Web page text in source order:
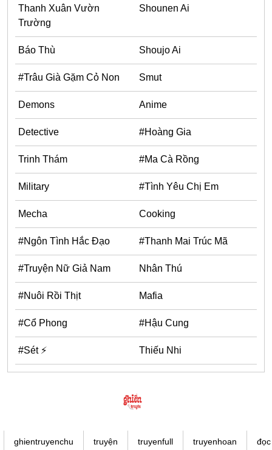
Thanh Xuân Vườn
Trường
Shounen Ai
Báo Thù Shoujo Ai
#Trâu Già Gặm Cỏ Non Smut
Demons Anime
Detective #Hoàng Gia
Trinh Thám #Ma Cà Rồng
Military #Tình Yêu Chị Em
Mecha Cooking
#Ngôn Tình Hắc Đạo #Thanh Mai Trúc Mã
#Truyện Nữ Giả Nam Nhân Thú
#Nuôi Rồi Thịt Mafia
#Cổ Phong #Hậu Cung
#Sét ⚡ Thiếu Nhi
ghientruyenchu
truyện
truyenfull truyenhoan
đọc